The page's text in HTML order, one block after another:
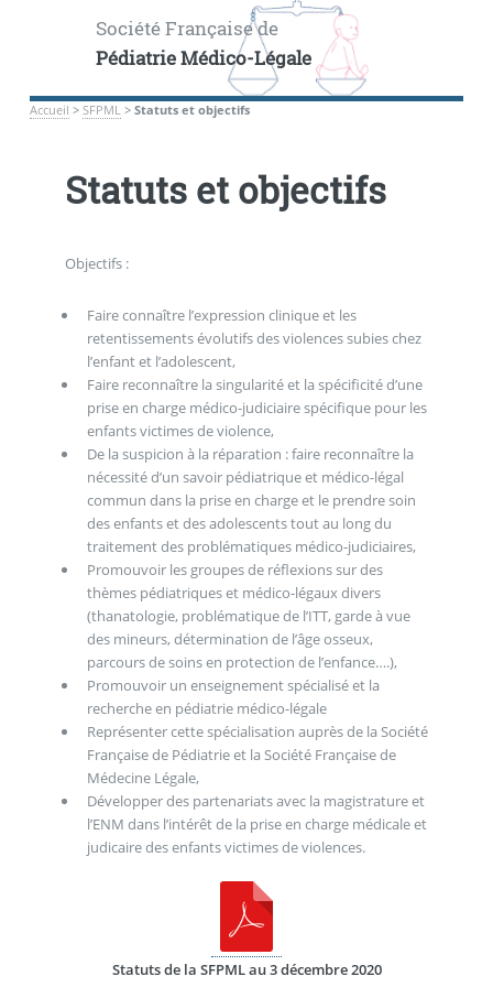
Société Française de
Pédiatrie Médico-Légale
Accueil > SFPML> Statuts et objectifs
Statuts et objectifs
Objectifs :
Faire connaître l’expression clinique et les
retentissements évolutifs des violences subies chez
l’enfant et l’adolescent,
Faire reconnaître la singularité et la spécificité d’une
prise en charge médico-judiciaire spécifique pour les
enfants victimes de violence,
De la suspicion à la réparation : faire reconnaître la
nécessité d’un savoir pédiatrique et médico-légal
commun dans la prise en charge et le prendre soin
des enfants et des adolescents tout au long du
traitement des problématiques médico-judiciaires,
Promouvoir les groupes de réflexions sur des
thèmes pédiatriques et médico-légaux divers
(thanatologie, problématique de l’ITT, garde à vue
des mineurs, détermination de l’âge osseux,
parcours de soins en protection de l’enfance….),
Promouvoir un enseignement spécialisé et la
recherche en pédiatrie médico-légale
Représenter cette spécialisation auprès de la Société
Française de Pédiatrie et la Société Française de
Médecine Légale,
Développer des partenariats avec la magistrature et
l’ENM dans l’intérêt de la prise en charge médicale et
judicaire des enfants victimes de violences.
Statuts de la SFPML au 3 décembre 2020